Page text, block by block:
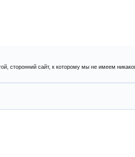
сторонний сайт, к которому мы не имеем